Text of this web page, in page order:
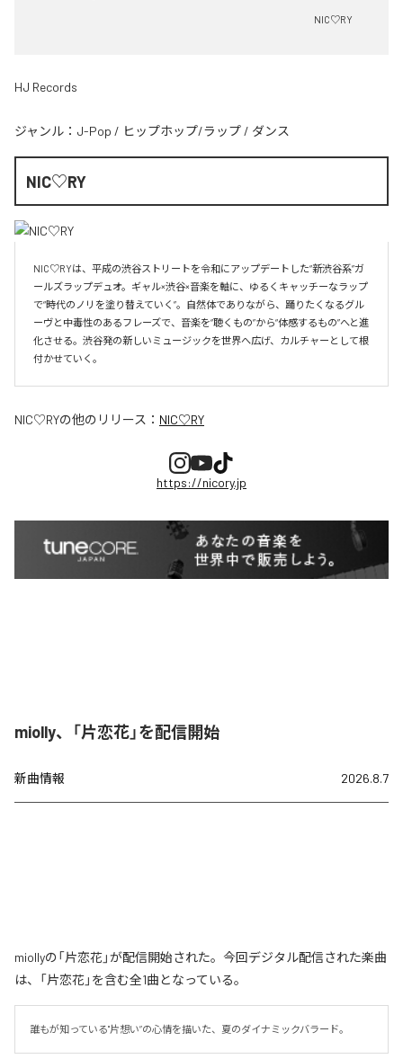
NIC♡RY
HJ Records
ジャンル： J-Pop / ヒップホップ/ラップ / ダンス
NIC♡RY
NIC♡RYは、平成の渋谷ストリートを令和にアップデートした“新渋谷系”ガ
ールズラップデュオ。ギャル×渋谷×音楽を軸に、ゆるくキャッチーなラップ
で“時代のノリを塗り替えていく”。自然体でありながら、踊りたくなるグル
ーヴと中毒性のあるフレーズで、音楽を“聴くもの”から“体感するもの”へと進
化させる。渋谷発の新しいミュージックを世界へ広げ、カルチャーとして根
付かせていく。
NIC♡RYの他のリリース： NIC♡RY
https://nicory.jp
miolly、「片恋花」を配信開始
新曲情報 2026.8.7
miollyの「片恋花」が配信開始された。今回デジタル配信された楽曲
は、「片恋花」を含む全1曲となっている。
誰もが知っている"片想い”の心情を描いた、夏のダイナミックバラード。